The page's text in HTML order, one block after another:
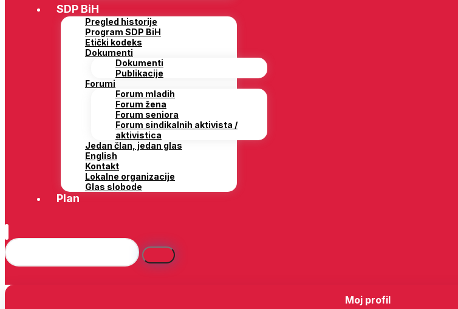
SDP BiH
Pregled historije
Program SDP BiH
Etički kodeks
Dokumenti
Dokumenti
Publikacije
Forumi
Forum mladih
Forum žena
Forum seniora
Forum sindikalnih aktivista /
aktivistica
Jedan član, jedan glas
English
Kontakt
Lokalne organizacije
Glas slobode
Plan
Moj profil